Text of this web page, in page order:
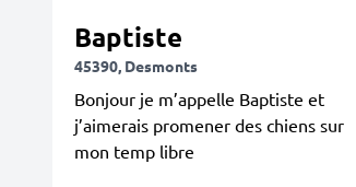
Baptiste
45390, Desmonts
Bonjour je m’appelle Baptiste et
j’aimerais promener des chiens sur
mon temp libre